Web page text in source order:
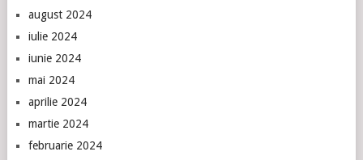
august 2024
iulie 2024
iunie 2024
mai 2024
aprilie 2024
martie 2024
februarie 2024